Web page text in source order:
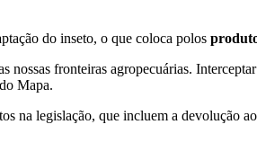
do inseto, o que coloca polos
fronteiras agropecuárias.
Mapa.
na legislação, que incluem a